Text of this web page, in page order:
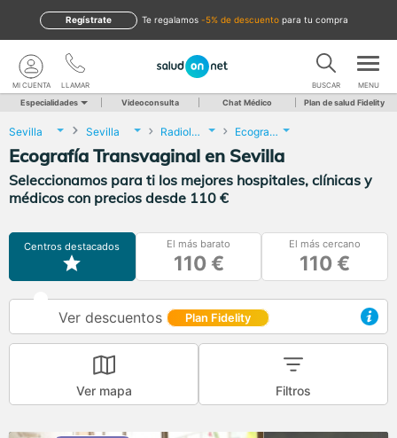
te regalamos -5% de descuento para tu compra
Regístrate
LLAMAR
MI CUENTA BUSCAR MENU
Especialidades Videoconsulta Chat Médico Plan de salud Fidelity
Sevilla Sevilla Radiología Ecografía Transvaginal
Ecografía Transvaginal en Sevilla
Seleccionamos para ti los mejores hospitales, clínicas y
médicos con precios desde 110 €
Centros destacados El más barato
110 €
El más cercano
110 €
Ver descuentos Plan Fidelity
Ver mapa Filtros